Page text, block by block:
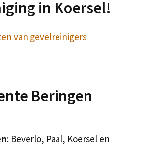
in Koersel!
van gevelreinigers
Beringen
: Beverlo, Paal, Koersel en